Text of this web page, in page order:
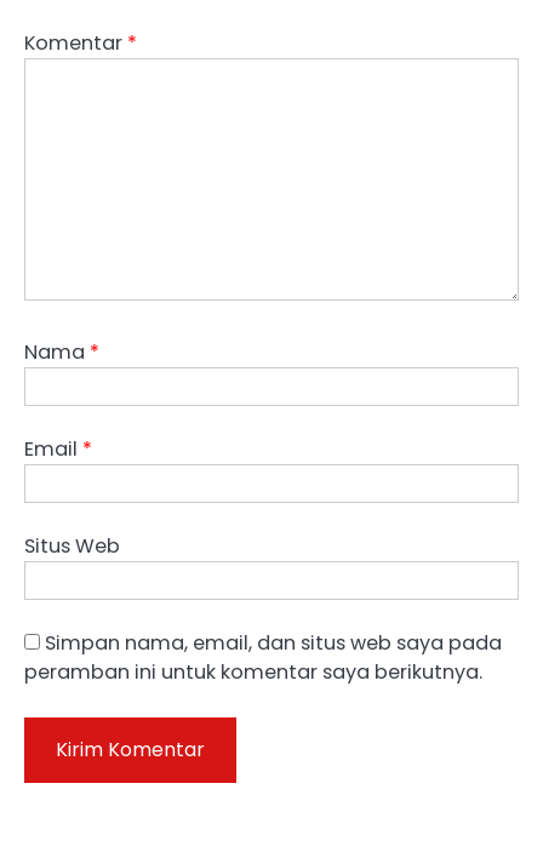
Komentar *
Nama *
Email *
Situs Web
Simpan nama, email, dan situs web saya pada
peramban ini untuk komentar saya berikutnya.